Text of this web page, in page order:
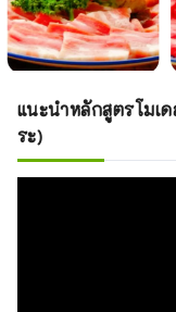
แนะนำหลักสูตรโมเ
ระ)